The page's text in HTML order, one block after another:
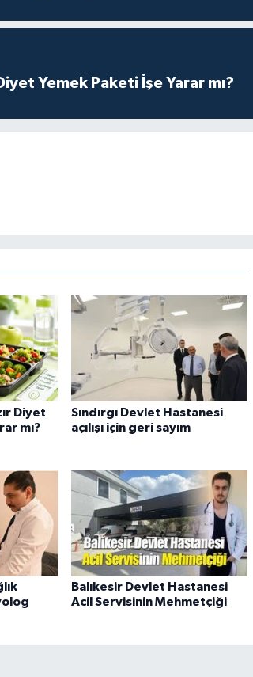
Yemek Paketi İşe Yarar mı?
Diyet
mı?
Sındırgı Devlet Hastanesi
açılışı için geri sayım
Balıkesir Devlet Hastanesi
Acil Servisinin Mehmetçiği